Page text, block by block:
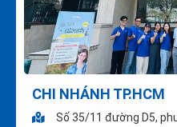
CHI NHÁNH TP.HCM
Số 35/11 đường D5,